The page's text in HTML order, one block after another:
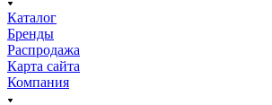
Каталог
Бренды
Распродажа
Карта сайта
Компания